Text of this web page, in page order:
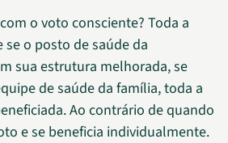
o voto consciente? Toda a
o posto de saúde da
sua estrutura melhorada, se
de saúde da família, toda a
Ao contrário de quando
e se beneficia individualmente.